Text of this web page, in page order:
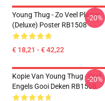
Young Thug - Zo Veel Plezier
(Deluxe) Poster RB1508
€ 18,21 - € 42,22
-20%
Kopie Van Young Thug - Oud
Engels Gooi Deken RB1508
-20%